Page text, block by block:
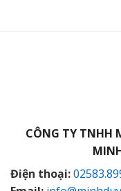
CÔNG TY TNHH
Điện thoại: